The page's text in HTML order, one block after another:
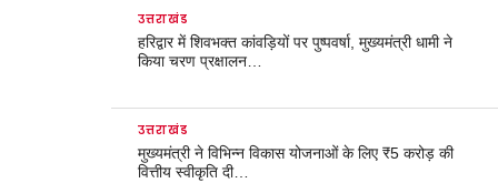
उत्तराखंड
हरिद्वार में शिवभक्त कांवड़ियों पर पुष्पवर्षा, मुख्यमंत्री धामी ने
किया चरण प्रक्षालन…
उत्तराखंड
मुख्यमंत्री ने विभिन्न विकास योजनाओं के लिए ₹5 करोड़ की
वित्तीय स्वीकृति दी…